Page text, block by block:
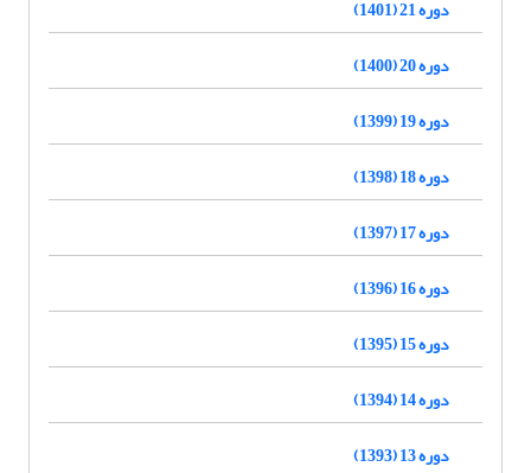
دوره 21 (1401)
دوره 20 (1400)
دوره 19 (1399)
دوره 18 (1398)
دوره 17 (1397)
دوره 16 (1396)
دوره 15 (1395)
دوره 14 (1394)
دوره 13 (1393)